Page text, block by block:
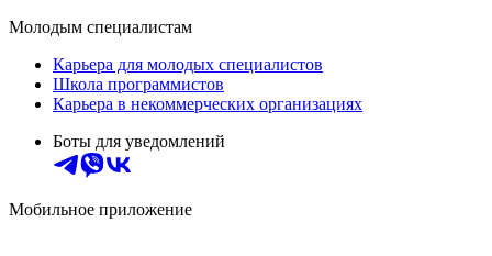
Молодым специалистам
Карьера для молодых специалистов
Школа программистов
Карьера в некоммерческих организациях
Боты для уведомлений
Мобильное приложение